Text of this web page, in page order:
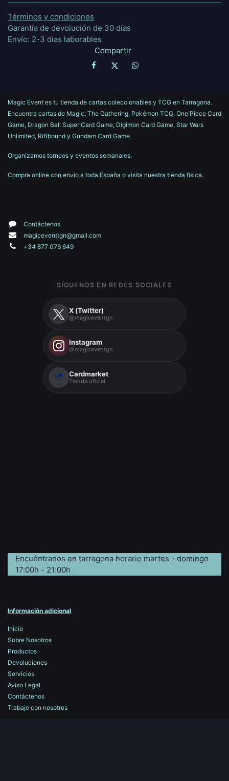
Términos y condiciones
Garantía de devolución de 30 días
Envío: 2-3 días laborables
Compartir
Magic Event es tu tienda de cartas coleccionables y TCG en Tarragona.
Encuentra cartas de Magic: The Gathering, Pokémon TCG, One Piece Card
Game, Dragon Ball Super Card Game, Digimon Card Game, Star Wars
Unlimited, Riftbound y Gundam Card Game.
Organizamos torneos y eventos semanales.
Compra online con envío a toda España o visita nuestra tienda física.
Contáctenos
magiceventtgn@gmail.com
+34 877 076 649
SÍGUENOS EN REDES SOCIALES
X (Twitter)
@magiceventgn
Instagram
@magiceventgn
Cardmarket
Tienda oficial
Encuéntranos en tarragona horario martes - domingo
17:00h - 21:00h
Información adicional
Inicio
Sobre Nosotros
Productos
Devoluciones
Servicios
Aviso Legal
Contáctenos
Trabaje con nosotros